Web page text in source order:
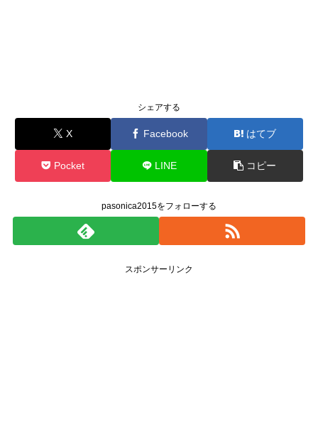
シェアする
X Facebook はてブ
Pocket LINE コピー
pasonica2015をフォローする
スポンサーリンク